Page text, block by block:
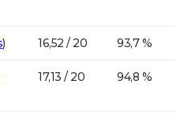
) 16,52 / 20 93,7 %
17,13 / 20 94,8 %